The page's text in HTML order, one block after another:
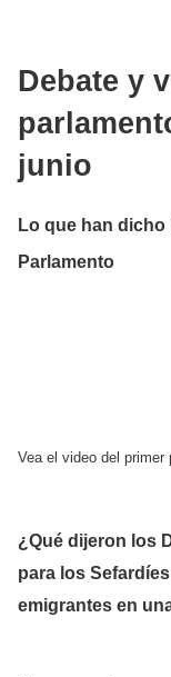
Debate y
junio
Lo que han
Parlamento
Vea el video del primer
¿Qué dijeron los
para los
emigrantes en